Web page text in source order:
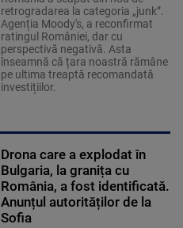
retrogradarea la categoria „junk”.
Agenția Moody's, a reconfirmat
ratingul României, dar cu
perspectivă negativă. Asta
înseamnă că țara noastră rămâne
pe ultima treaptă recomandată
investițiilor.
Drona care a explodat în
Bulgaria, la granița cu
România, a fost identificată.
Anunțul autorităților de la
Sofia